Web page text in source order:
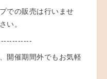
での販売は行いませ
い。
開催期間外でもお気軽